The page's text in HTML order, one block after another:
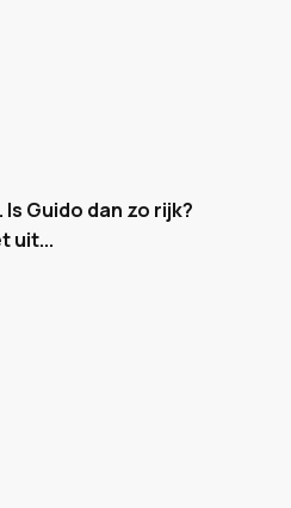
Is Guido dan zo rijk?
uit...